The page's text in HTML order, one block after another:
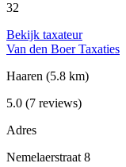
32
Bekijk taxateur
Van den Boer Taxaties
Haaren (5.8 km)
5.0 (7 reviews)
Adres
Nemelaerstraat 8